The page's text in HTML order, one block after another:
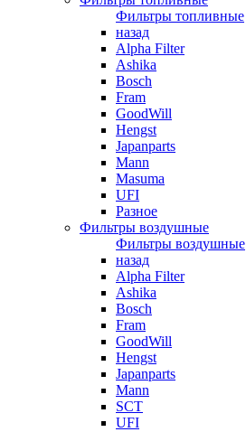
Фильтры топливные
назад
Alpha Filter
Ashika
Bosch
Fram
GoodWill
Hengst
Japanparts
Mann
Masuma
UFI
Разное
Фильтры воздушные
Фильтры воздушные
назад
Alpha Filter
Ashika
Bosch
Fram
GoodWill
Hengst
Japanparts
Mann
SCT
UFI